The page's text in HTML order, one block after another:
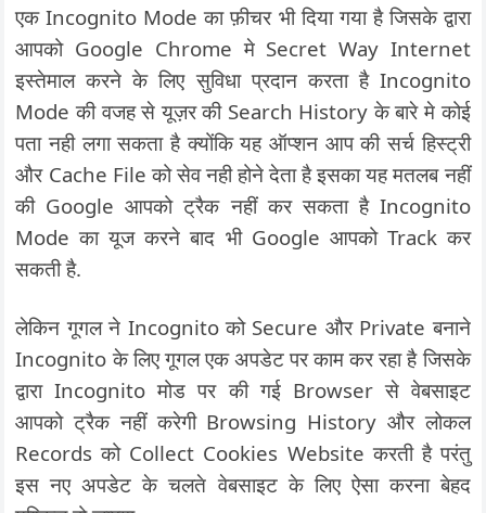
एक Incognito Mode का फ़ीचर भी दिया गया है जिसके द्वारा
आपको Google Chrome मे Secret Way Internet
इस्तेमाल करने के लिए सुविधा प्रदान करता है Incognito
Mode की वजह से यूज़र की Search History के बारे मे कोई
पता नही लगा सकता है क्योंकि यह ऑप्शन आप की सर्च हिस्ट्री
और Cache File को सेव नही होने देता है इसका यह मतलब नहीं
की Google आपको ट्रैक नहीं कर सकता है Incognito
Mode का यूज करने बाद भी Google आपको Track कर
सकती है.
लेकिन गूगल ने Incognito को Secure और Private बनाने
Incognito के लिए गूगल एक अपडेट पर काम कर रहा है जिसके
द्वारा Incognito मोड पर की गई Browser से वेबसाइट
आपको ट्रैक नहीं करेगी Browsing History और लोकल
Records को Collect Cookies Website करती है परंतु
इस नए अपडेट के चलते वेबसाइट के लिए ऐसा करना बेहद